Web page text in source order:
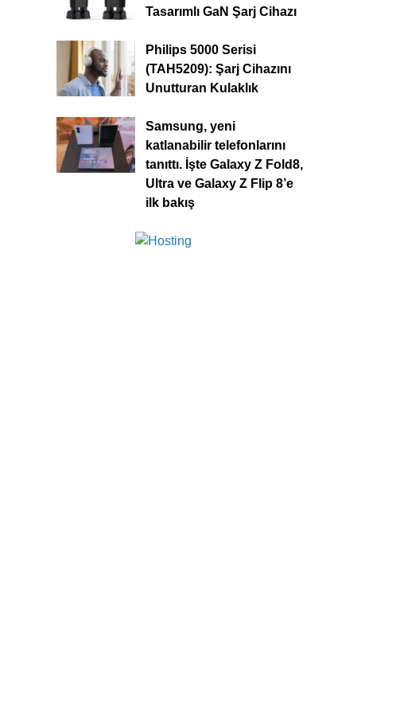
Tasarımlı GaN Şarj Cihazı
Philips 5000 Serisi
(TAH5209): Şarj Cihazını
Unutturan Kulaklık
Samsung, yeni
katlanabilir telefonlarını
tanıttı. İşte Galaxy Z Fold8,
Ultra ve Galaxy Z Flip 8’e
ilk bakış